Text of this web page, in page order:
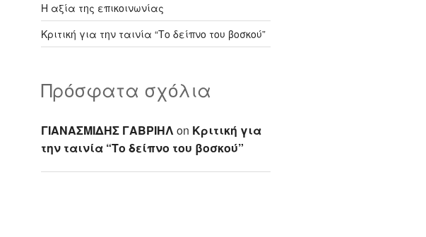
Η αξία της επικοινωνίας
Κριτική για την ταινία “Το δείπνο του βοσκού”
Πρόσφατα σχόλια
ΓΙΑΝΑΣΜΙΔΗΣ ΓΑΒΡΙΗΛ on Κριτική για
την ταινία “Το δείπνο του βοσκού”